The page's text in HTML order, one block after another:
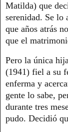
Matilda) que
serenidad. Se lo
que años atrás
que el
Pero la única
(1941) fiel a su
enferma y
gente lo sabe,
durante tres
pudo. Decidió